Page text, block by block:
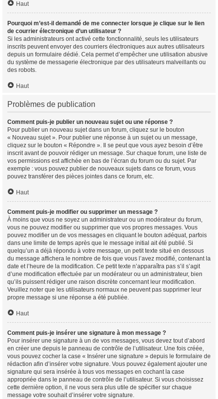
Haut
Pourquoi m’est-il demandé de me connecter lorsque je clique sur le lien
de courrier électronique d’un utilisateur ?
Si les administrateurs ont activé cette fonctionnalité, seuls les utilisateurs
inscrits peuvent envoyer des courriers électroniques aux autres utilisateurs
depuis un formulaire dédié. Cela permet d’empêcher une utilisation abusive
du système de messagerie électronique par des utilisateurs malveillants ou
des robots.
Haut
Problèmes de publication
Comment puis-je publier un nouveau sujet ou une réponse ?
Pour publier un nouveau sujet dans un forum, cliquez sur le bouton
« Nouveau sujet ». Pour publier une réponse à un sujet ou un message,
cliquez sur le bouton « Répondre ». Il se peut que vous ayez besoin d’être
inscrit avant de pouvoir rédiger un message. Sur chaque forum, une liste de
vos permissions est affichée en bas de l’écran du forum ou du sujet. Par
exemple : vous pouvez publier de nouveaux sujets dans ce forum, vous
pouvez transférer des pièces jointes dans ce forum, etc.
Haut
Comment puis-je modifier ou supprimer un message ?
À moins que vous ne soyez un administrateur ou un modérateur du forum,
vous ne pouvez modifier ou supprimer que vos propres messages. Vous
pouvez modifier un de vos messages en cliquant le bouton adéquat, parfois
dans une limite de temps après que le message initial ait été publié. Si
quelqu’un a déjà répondu à votre message, un petit texte situé en dessous
du message affichera le nombre de fois que vous l’avez modifié, contenant la
date et l’heure de la modification. Ce petit texte n’apparaîtra pas s’il s’agit
d’une modification effectuée par un modérateur ou un administrateur, bien
qu’ils puissent rédiger une raison discrète concernant leur modification.
Veuillez noter que les utilisateurs normaux ne peuvent pas supprimer leur
propre message si une réponse a été publiée.
Haut
Comment puis-je insérer une signature à mon message ?
Pour insérer une signature à un de vos messages, vous devez tout d’abord
en créer une depuis le panneau de contrôle de l’utilisateur. Une fois créée,
vous pouvez cocher la case « Insérer une signature » depuis le formulaire de
rédaction afin d’insérer votre signature. Vous pouvez également ajouter une
signature qui sera insérée à tous vos messages en cochant la case
appropriée dans le panneau de contrôle de l’utilisateur. Si vous choisissez
cette dernière option, il ne vous sera plus utile de spécifier sur chaque
message votre souhait d’insérer votre signature.